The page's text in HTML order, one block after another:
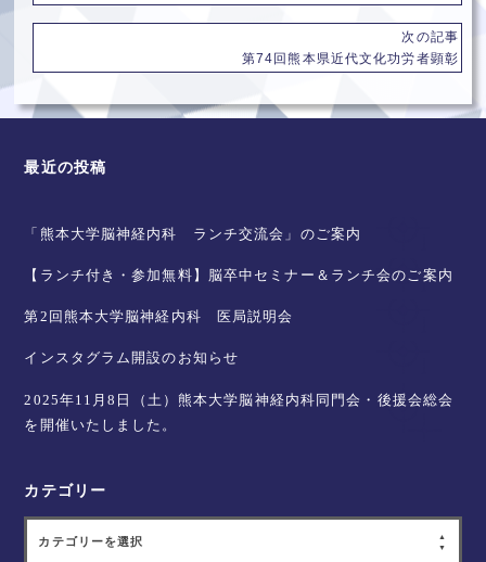
次の記事
第74回熊本県近代文化功労者顕彰
最近の投稿
「熊本大学脳神経内科 ランチ交流会」のご案内
【ランチ付き・参加無料】脳卒中セミナー＆ランチ会のご案内
第2回熊本大学脳神経内科 医局説明会
インスタグラム開設のお知らせ
2025年11月8日（土）熊本大学脳神経内科同門会・後援会総会
を開催いたしました。
カテゴリー
カテゴリーを選択